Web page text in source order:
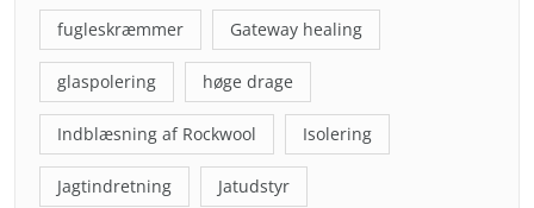
fugleskræmmer Gateway healing
glaspolering høge drage
Indblæsning af Rockwool Isolering
Jagtindretning Jatudstyr